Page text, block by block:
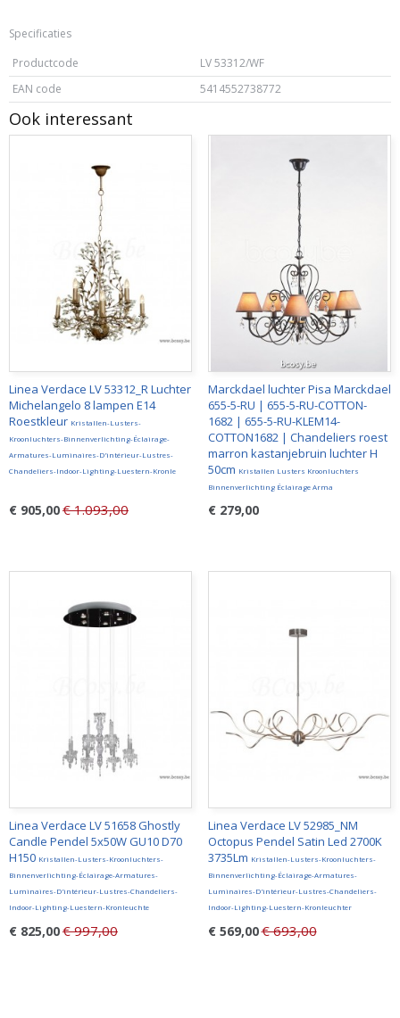
Specificaties
Productcode
LV 53312/WF
EAN code
5414552738772
Ook interessant
Linea Verdace LV 53312_R Luchter
Michelangelo 8 lampen E14
Roestkleur Kristallen-Lusters-
Kroonluchters-Binnenverlichting-Éclairage-
Armatures-Luminaires-D'intérieur-Lustres-
Chandeliers-Indoor-Lighting-Luestern-Kronle
€ 905,00€ 1.093,00
Marckdael luchter Pisa Marckdael
655-5-RU | 655-5-RU-COTTON-
1682 | 655-5-RU-KLEM14-
COTTON1682 | Chandeliers roest
marron kastanjebruin luchter H
50cm Kristallen Lusters Kroonluchters
Binnenverlichting Éclairage Arma
€ 279,00
Linea Verdace LV 51658 Ghostly
Candle Pendel 5x50W GU10 D70
H150 Kristallen-Lusters-Kroonluchters-
Binnenverlichting-Éclairage-Armatures-
Luminaires-D'intérieur-Lustres-Chandeliers-
Indoor-Lighting-Luestern-Kronleuchte
€ 825,00€ 997,00
Linea Verdace LV 52985_NM
Octopus Pendel Satin Led 2700K
3735Lm Kristallen-Lusters-Kroonluchters-
Binnenverlichting-Éclairage-Armatures-
Luminaires-D'intérieur-Lustres-Chandeliers-
Indoor-Lighting-Luestern-Kronleuchter
€ 569,00€ 693,00